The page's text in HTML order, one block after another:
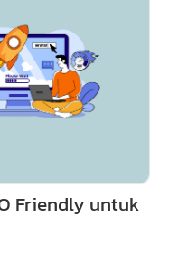
Friendly untuk